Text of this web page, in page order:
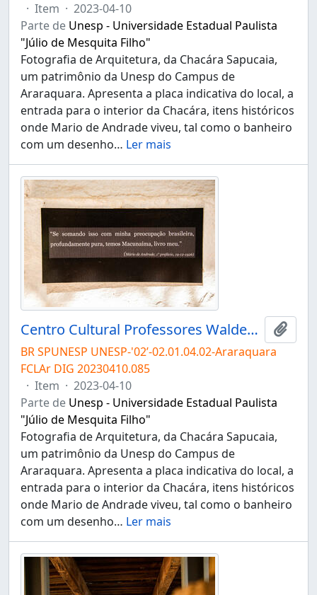
· Item · 2023-04-10
Parte de Unesp - Universidade Estadual Paulista
"Júlio de Mesquita Filho"
Fotografia de Arquitetura, da Chacára Sapucaia,
um patrimônio da Unesp do Campus de
Araraquara. Apresenta a placa indicativa do local, a
entrada para o interior da Chacára, itens históricos
onde Mario de Andrade viveu, tal como o banheiro
com um desenho… Ler mais
Centro Cultural Professores Waldemar e Heleieth Saffioti "Chácara Sapucaia"
BR SPUNESP UNESP-'02’-02.01.04.02-Araraquara
FCLAr DIG 20230410.085
· Item · 2023-04-10
Parte de Unesp - Universidade Estadual Paulista
"Júlio de Mesquita Filho"
Fotografia de Arquitetura, da Chacára Sapucaia,
um patrimônio da Unesp do Campus de
Araraquara. Apresenta a placa indicativa do local, a
entrada para o interior da Chacára, itens históricos
onde Mario de Andrade viveu, tal como o banheiro
com um desenho… Ler mais